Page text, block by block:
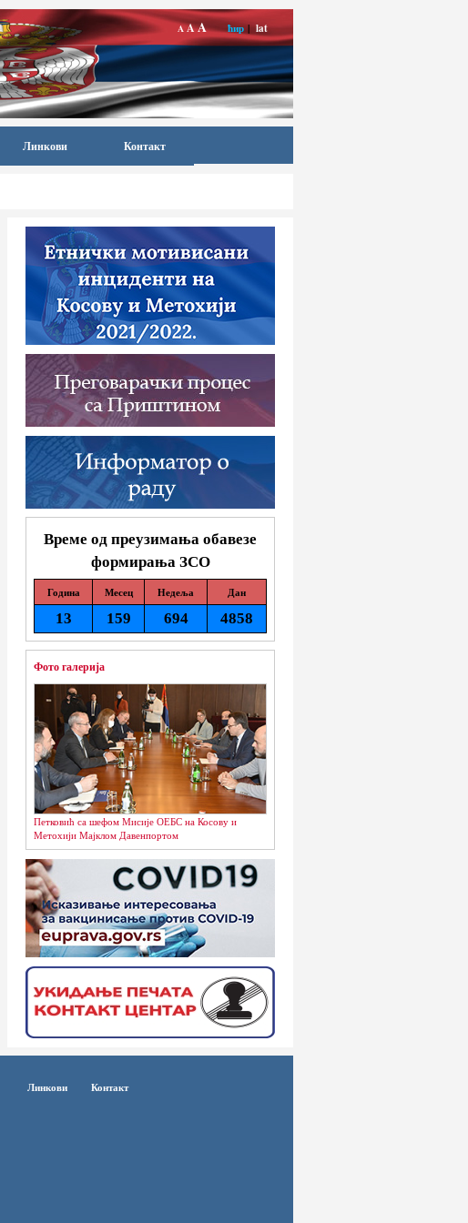
A AA ћир|lat
Линкови Контакт
Време од преузимања обавезе
формирања ЗСО
Година Месец Недеља Дан
13 159 694 4858
Фото галерија
Петковић са шефом Мисије ОЕБС на Косову и
Метохији Мајклом Давенпортом
Линкови Контакт